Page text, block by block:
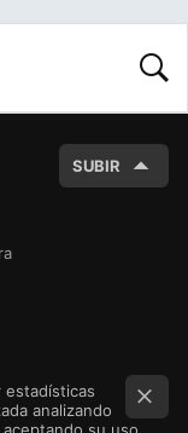
SUBIR
estadísticas
analizando